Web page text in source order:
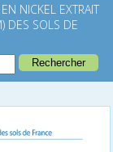
NICKEL EXTRAIT
DES SOLS DE